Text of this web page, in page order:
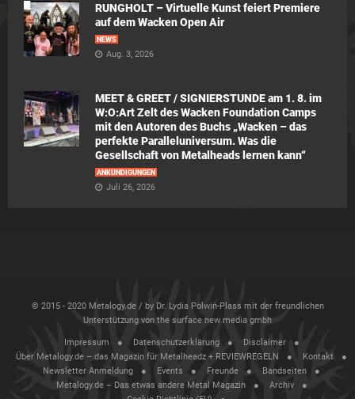
RUNGHOLT – Virtuelle Kunst feiert Premiere
auf dem Wacken Open Air
NEWS
Aug. 3, 2026
MEET & GREET / SIGNIERSTUNDE am 1. 8. im
W:O:Art Zelt des Wacken Foundation Camps
mit den Autoren des Buchs „Wacken – das
perfekte Paralleluniversum. Was die
Gesellschaft von Metalheads lernen kann“
ANKÜNDIGUNGEN
Juli 26, 2026
© 2015 - 2020 Metalogy.de / by Dr. Lydia Polwin-Plass mit der freundlichen
Unterstützung von the surface new media gmbh
Impressum Datenschutzerklärung
Disclaimer
Über Metalogy.de – das Magazin für Metalheadz + REVIEWREGELN
Kontakt
Newsletter Anmeldung
Events Freunde
Bandseiten
Metalogy.de – Das etwas andere Metal Magazin
Archiv